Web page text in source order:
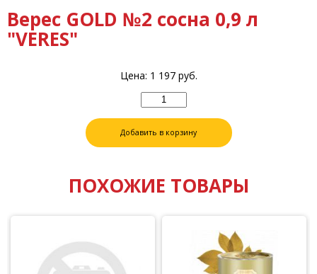
Верес GOLD №2 сосна 0,9 л
"VERES"
Цена: 1 197руб.
Добавить в корзину
ПОХОЖИЕ ТОВАРЫ